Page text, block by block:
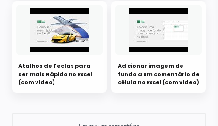
Atalhos de Teclas para
ser mais Rápido no Excel
(com vídeo)
Adicionar imagem de
fundo a um comentário de
célula no Excel (com vídeo)